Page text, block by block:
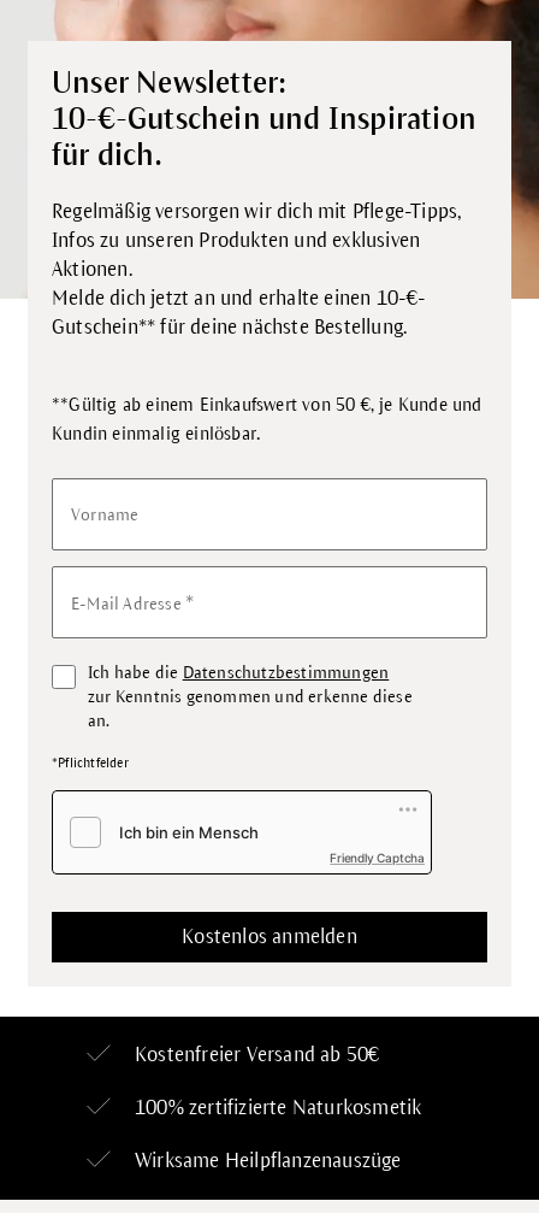
Unser Newsletter:
10-€-Gutschein und Inspiration
für dich.
Regelmäßig versorgen wir dich mit Pflege-Tipps,
Infos zu unseren Produkten und exklusiven
Aktionen.
Melde dich jetzt an und erhalte einen 10-€-
Gutschein** für deine nächste Bestellung.
**Gültig ab einem Einkaufswert von 50 €, je Kunde und
Kundin einmalig einlösbar.
Vorname
E-Mail Adresse *
Ich habe die Datenschutzbestimmungen
zur Kenntnis genommen und erkenne diese
an.
*Pflichtfelder
Friendly Captcha
Kostenfreier Versand ab 50€
100% zertifizierte Naturkosmetik
Wirksame Heilpflanzenauszüge